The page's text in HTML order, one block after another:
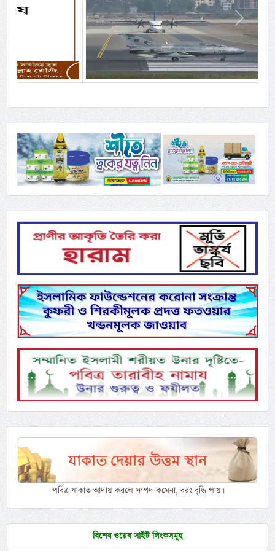
Next
পবিত্র যাকাত আদায় করলে সম্পদ কমেনা, বরং বৃদ্ধি পায়।
বিশেষ ওয়েব সাইট লিংকসমূহ